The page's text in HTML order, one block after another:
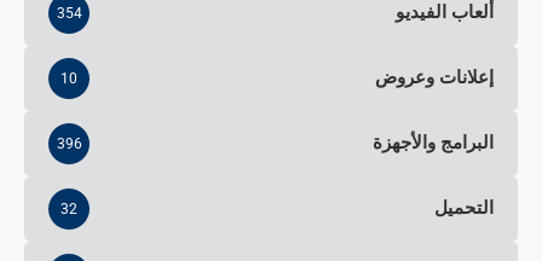
ألعاب الفيديو 354
إعلانات وعروض 10
البرامج والأجهزة 396
التحميل 32